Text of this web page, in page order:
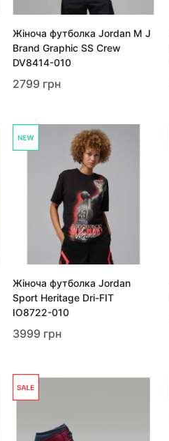
Жіноча футболка Jordan M J
Brand Graphic SS Crew
DV8414-010
2799 грн
Жіноча футболка Jordan
Sport Heritage Dri-FIT
IO8722-010
3999 грн